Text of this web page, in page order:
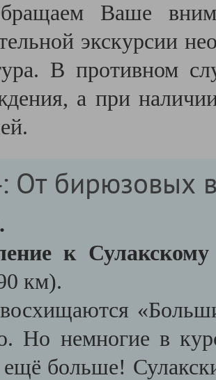
Ваше
экскурсии
В противном
а при
От бирюзовых
к Сулакскому
км).
Но немногие в
больше!